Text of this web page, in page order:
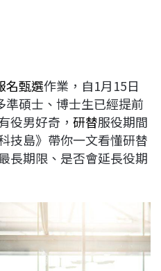
p
y
L
i
n
名甄選作業，自1月15日
碩士、博士生已經提前
役男好奇， 研替服役期間
技島》帶你一文看懂研替
長期限、是否會延長役期